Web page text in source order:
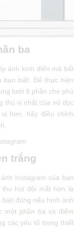
ba
ảnh kinh điển mà bất
bạn biết. Để thực hiện
lưới 9 phần che phủ
thú vị nhất của nó dọc
hơn, hãy điều chỉnh
trắng
Instagram của bạn
hút đôi mắt hơn là
đúng nếu hình ảnh
một phần ba và điểm
các yếu tố trong thiết